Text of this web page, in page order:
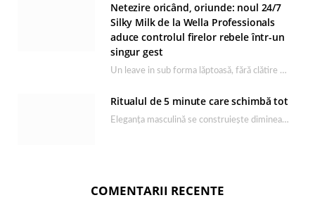
Netezire oricând, oriunde: noul 24/7
Silky Milk de la Wella Professionals
aduce controlul firelor rebele într-un
singur gest
Un leave in sub forma lăptoasă, fără clătire care completează rutina Ultimate Smooth și transformă…
Ritualul de 5 minute care schimbă tot
Eleganța masculină se construiește dimineața, în câteva minute și cu produsele potrivite. O rutină de…
COMENTARII RECENTE